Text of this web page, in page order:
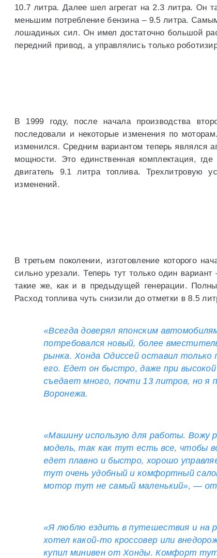
10.7 литра. Далее шел агрегат на 2.3 литра. Он
меньшим потребление бензина – 9.5 литра.
лошадиных сил. Он имел достаточно большой
передний привод, а управлялись только
В 1999 году, после начала производства
последовали и некоторые изменения по
изменился. Средним вариантом теперь являлся
мощности. Это единственная комплектация,
двигатель 9.1 литра топлива. Трехлитровую
изменений.
В третьем поколении, изготовление которого
сильно урезали. Теперь тут только один
такие же, как и в предыдущей генерации.
Расход топлива чуть снизили до отметки в 8.5
«Всегда доверял японским
потребовался новый, более
рынка. Хонда Одиссей оставил
его. Едет он быстро, даже при высокой
съедает много, почти 13 литров, но
Воронежа.
«Машину использую для работы. Вожу
модель, так как тут есть все, чтобы
едет плавно и быстро, хорошо
тут очень удобный и комфортный
мотор тут не самый маленький», —
«Я люблю ездить в путешествия и на
хотел какой-то кроссовер или
купил минивен от Хонды. Комфорт